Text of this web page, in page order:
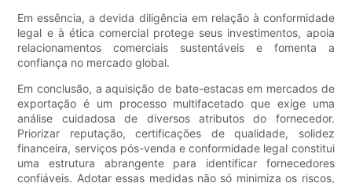
Em essência, a devida diligência em relação à conformidade
legal e à ética comercial protege seus investimentos, apoia
relacionamentos comerciais sustentáveis ​​e fomenta a
confiança no mercado global.
Em conclusão, a aquisição de bate-estacas em mercados de
exportação é um processo multifacetado que exige uma
análise cuidadosa de diversos atributos do fornecedor.
Priorizar reputação, certificações de qualidade, solidez
financeira, serviços pós-venda e conformidade legal constitui
uma estrutura abrangente para identificar fornecedores
confiáveis. Adotar essas medidas não só minimiza os riscos,